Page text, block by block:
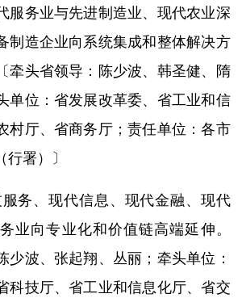
服务业与先进制造业、现代农业深
制造企业向系统集成和整体解决方
牵头省领导：陈少波、韩圣健、隋
单位：省发展改革委、省工业和信
村厅、省商务厅；责任单位：各市
行署）〕
务、现代信息、现代金融、现代
业向专业化和价值链高端延伸。
少波、张起翔、丛丽；牵头单位：
科技厅、省工业和信息化厅、省交